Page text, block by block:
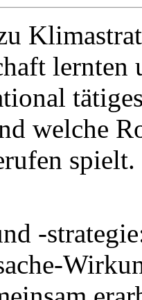
lernten
welche
spielt.
-